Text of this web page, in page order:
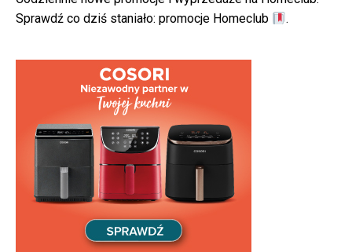
Sprawdź co dziś staniało: promocje Homeclub .